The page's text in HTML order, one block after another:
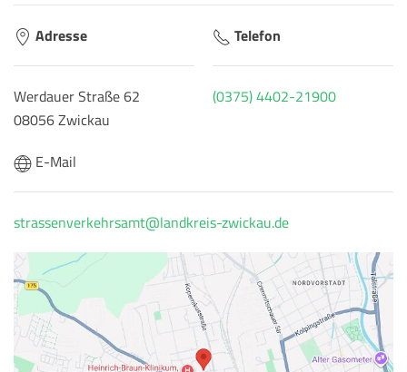
Adresse
Werdauer Straße 62
08056 Zwickau
Telefon
(0375) 4402-21900
E-Mail
strassenverkehrsamt@landkreis-zwickau.de